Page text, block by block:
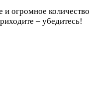
и огромное количество
– убедитесь!